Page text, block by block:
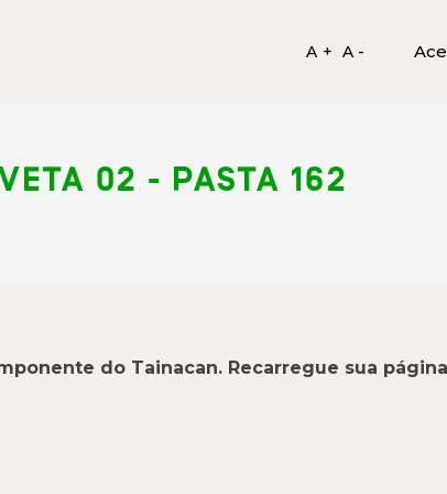
A + A -
02 - PASTA 162
do Tainacan. Recarregue sua página